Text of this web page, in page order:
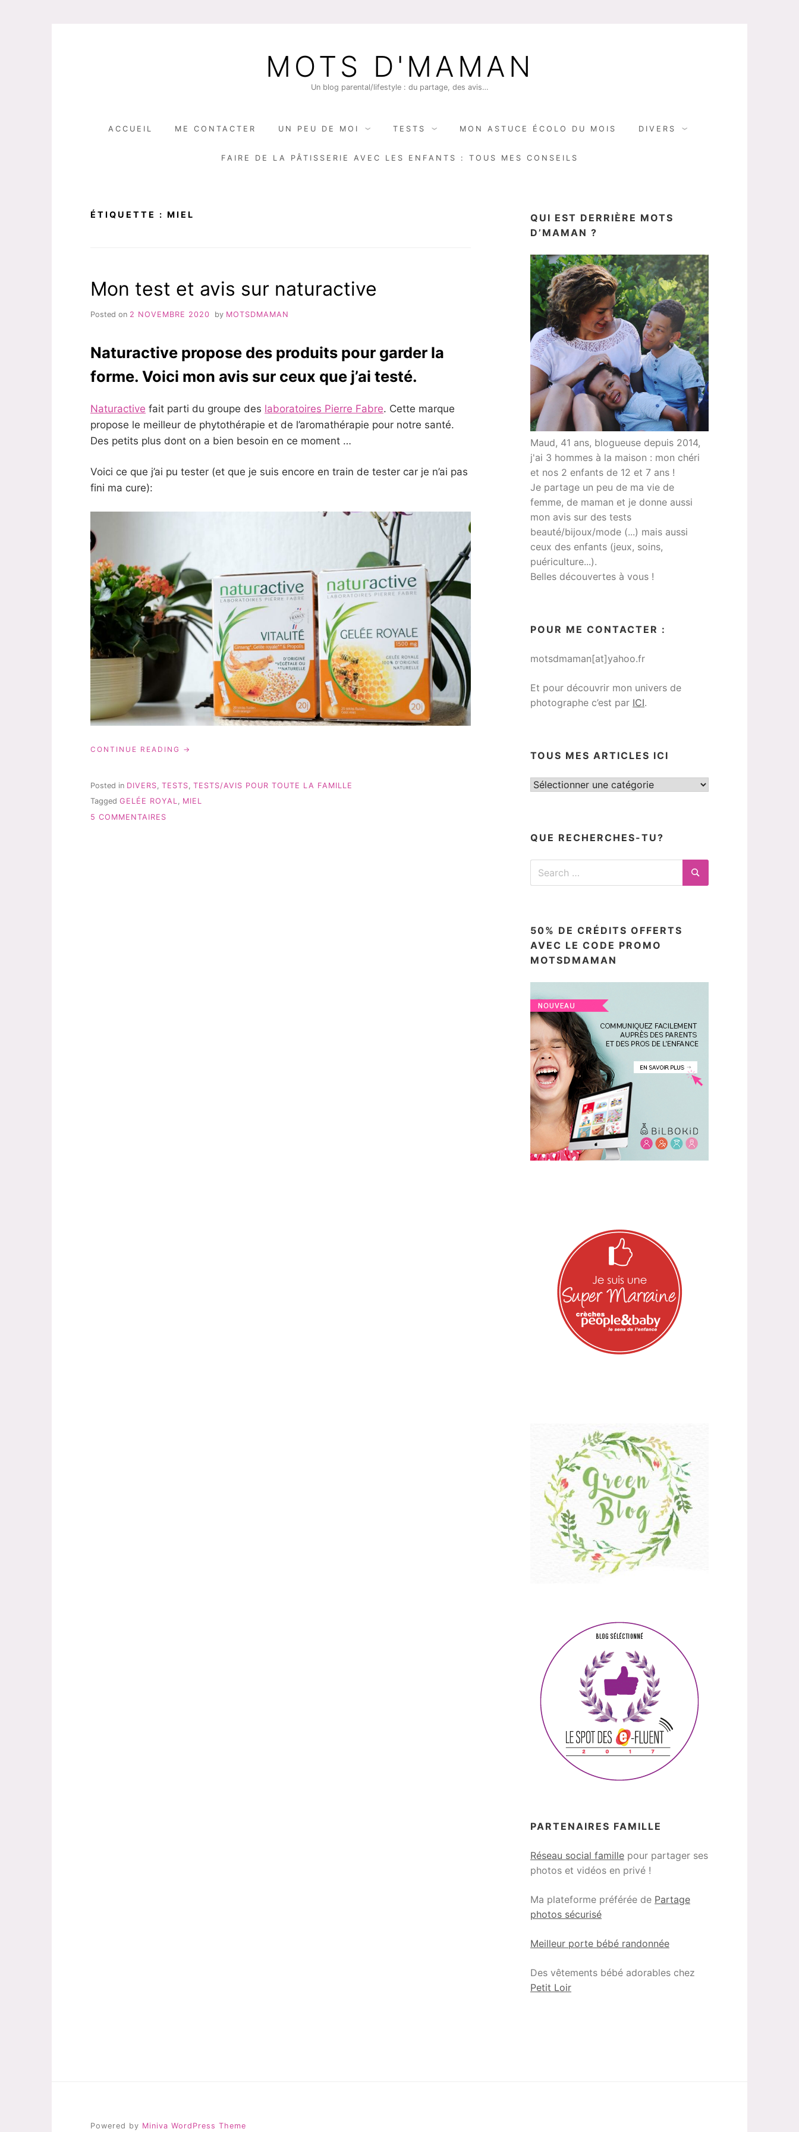
MOTS D'MAMAN
Un blog parental/lifestyle : du partage, des avis…
ACCUEIL ME CONTACTER UN PEU DE MOI TESTS MON ASTUCE ÉCOLO DU MOIS DIVERS
FAIRE DE LA PÂTISSERIE AVEC LES ENFANTS : TOUS MES CONSEILS
ÉTIQUETTE : MIEL
Mon test et avis sur naturactive
Posted on 2 NOVEMBRE 2020 by MOTSDMAMAN
Naturactive propose des produits pour garder la
forme. Voici mon avis sur ceux que j’ai testé.
Naturactive fait parti du groupe des laboratoires Pierre Fabre. Cette marque
propose le meilleur de phytothérapie et de l’aromathérapie pour notre santé.
Des petits plus dont on a bien besoin en ce moment …
Voici ce que j’ai pu tester (et que je suis encore en train de tester car je n’ai pas
fini ma cure):
CONTINUE READING « MON
AVIS
NATURACTIVE »
Posted in DIVERS TESTS TESTS/AVIS POUR TOUTE LA FAMILLE
Tagged GELÉE ROYAL, MIEL
5 COMMENTAIRES
QUI EST DERRIÈRE MOTS
D’MAMAN ?
Maud, 41 ans, blogueuse depuis 2014,
j'ai 3 hommes à la maison : mon chéri
et nos 2 enfants de 12 et 7 ans !
Je partage un peu de ma vie de
femme, de maman et je donne aussi
mon avis sur des tests
beauté/bijoux/mode (...) mais aussi
ceux des enfants (jeux, soins,
puériculture...).
Belles découvertes à vous !
POUR ME CONTACTER :
motsdmaman[at]yahoo.fr
Et pour découvrir mon univers de
photographe c’est par ICI.
TOUS MES ARTICLES ICI
Tous
QUE RECHERCHES-TU?
Search
Search
50% DE CRÉDITS OFFERTS
AVEC LE CODE PROMO
MOTSDMAMAN
PARTENAIRES FAMILLE
Réseau social famille pour partager ses
photos et vidéos en privé !
Ma plateforme préférée de Partage
photos sécurisé
Meilleur porte bébé randonnée
Des vêtements bébé adorables chez
Petit Loir
Powered by Miniva WordPress Theme